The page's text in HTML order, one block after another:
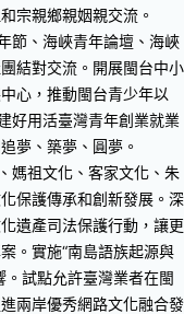
宗親鄉親姻親交流。
節、海峽青年論壇、海峽
結對交流。開展閩台中小
心，推動閩台青少年以
好用活臺灣青年創業就業
夢、築夢、圓夢。
媽祖文化、客家文化、朱
保護傳承和創新發展。深
遺產司法保護行動，讓更
。實施“南島語族起源與
。試點允許臺灣業者在閩
兩岸優秀網路文化融合發